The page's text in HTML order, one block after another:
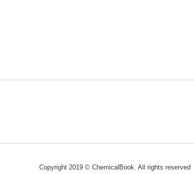
Copyright 2019 © ChemicalBook. All rights reserved